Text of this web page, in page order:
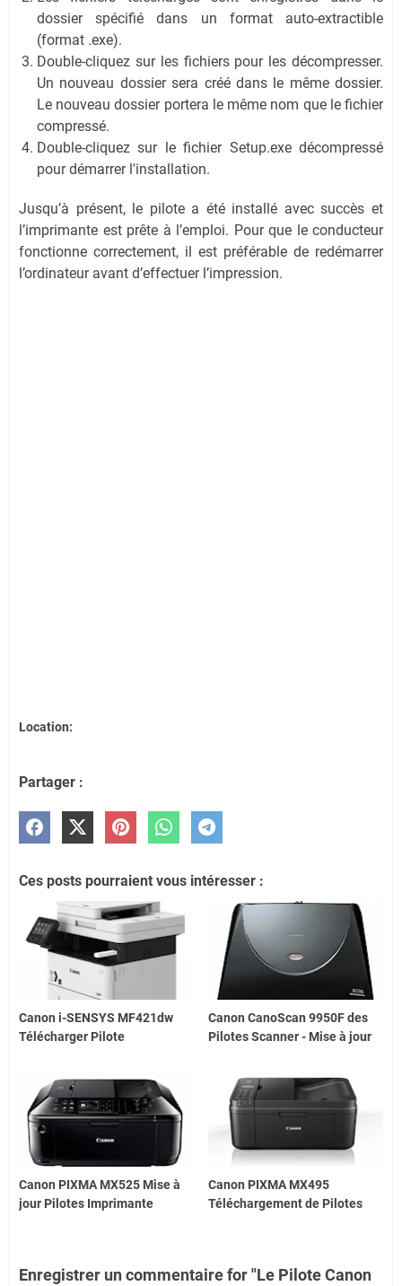
dossier spécifié dans un format auto-extractible
(format .exe).
Double-cliquez sur les fichiers pour les décompresser.
Un nouveau dossier sera créé dans le même dossier.
Le nouveau dossier portera le même nom que le fichier
compressé.
Double-cliquez sur le fichier Setup.exe décompressé
pour démarrer l'installation.
Jusqu’à présent, le pilote a été installé avec succès et
l’imprimante est prête à l’emploi. Pour que le conducteur
fonctionne correctement, il est préférable de redémarrer
l’ordinateur avant d’effectuer l’impression.
Location:
Partager :
Ces posts pourraient vous intéresser :
Canon i-SENSYS MF421dw
Télécharger Pilote
Canon CanoScan 9950F des
Pilotes Scanner - Mise à jour
Canon PIXMA MX525 Mise à
jour Pilotes Imprimante
Canon PIXMA MX495
Téléchargement de Pilotes
Enregistrer un commentaire for "Le Pilote Canon